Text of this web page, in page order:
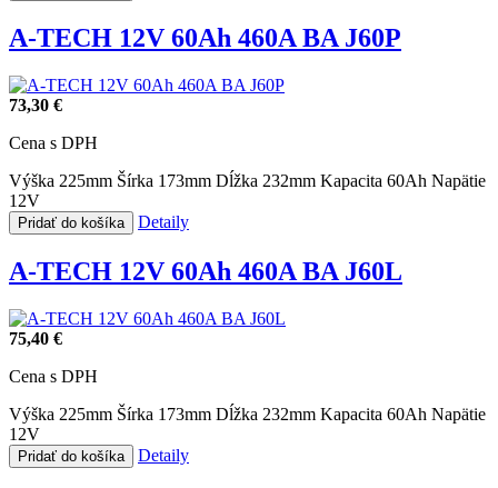
A-TECH 12V 60Ah 460A BA J60P
73,30 €
Cena s DPH
Výška 225mm Šírka 173mm Dĺžka 232mm Kapacita 60Ah Napätie
12V
Pridať do košíka Detaily
A-TECH 12V 60Ah 460A BA J60L
75,40 €
Cena s DPH
Výška 225mm Šírka 173mm Dĺžka 232mm Kapacita 60Ah Napätie
12V
Pridať do košíka Detaily